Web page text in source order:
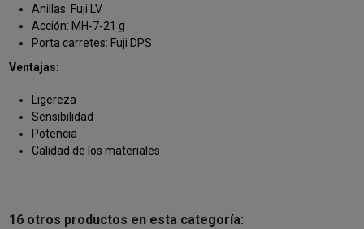
Anillas: Fuji LV
Acción: MH-7-21 g
Porta carretes: Fuji DPS
Ventajas:
Ligereza
Sensibilidad
Potencia
Calidad de los materiales
16 otros productos en esta categoría: